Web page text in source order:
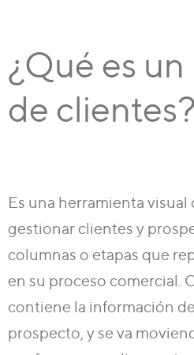
¿Qué es
de clientes?
Es una herramienta
gestionar clientes y
columnas o etapas que
en su proceso comercial.
contiene la información
prospecto, y se va